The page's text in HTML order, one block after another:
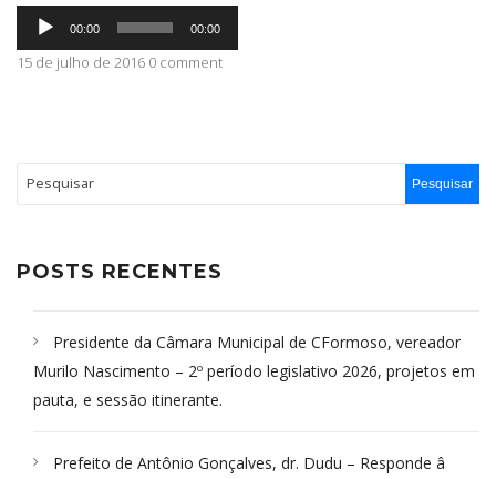
CONTATO
Tocador
áudio
00:00 00:00
15 de julho de 2016 0 comment
POSTS RECENTES
Presidente da Câmara Municipal de CFormoso, vereador
Murilo Nascimento – 2º período legislativo 2026, projetos em
pauta, e sessão itinerante.
Prefeito de Antônio Gonçalves, dr. Dudu – Responde â